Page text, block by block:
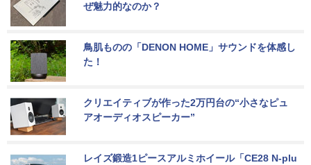
ぜ魅力的なのか？
鳥肌ものの「DENON HOME」サウンドを体感し
た！
クリエイティブが作った2万円台の“小さなピュ
アオーディオスピーカー”
レイズ鍛造1ピースアルミホイール「CE28 N-plu